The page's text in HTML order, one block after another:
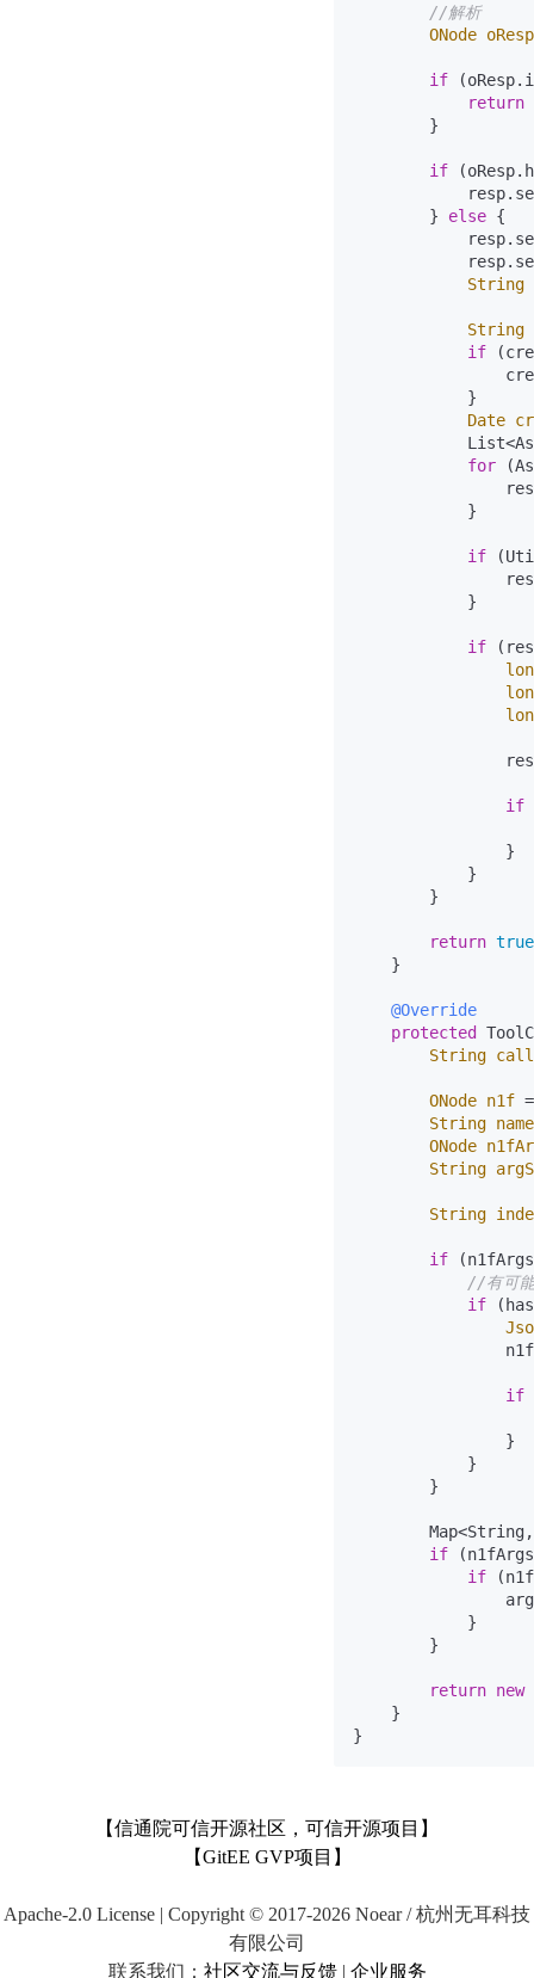
//解析
ONode oResp
if
return
        }
if
        }
else {
String
String
if
            }
Date
for
            }
if
            }
if
if
                }
            }
        }
return true
    }
@Override
protected
String
ONode n1f =
String name
ONode
String
String
if
//有可
if
if
                }
            }
        }
if
if
            }
        }
return new
    }
【信通院可信开源社区，可信开源项目】
【GitEE GVP项目】
Apache-2.0 License | Copyright © 2017-2026 Noear / 杭州无耳科技
有限公司
联系我们： 社区交流与反馈| 企业服务